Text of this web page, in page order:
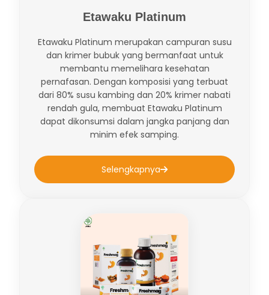
Etawaku Platinum
Etawaku Platinum merupakan campuran susu
dan krimer bubuk yang bermanfaat untuk
membantu memelihara kesehatan
pernafasan. Dengan komposisi yang terbuat
dari 80% susu kambing dan 20% krimer nabati
rendah gula, membuat Etawaku Platinum
dapat dikonsumsi dalam jangka panjang dan
minim efek samping.
Selengkapnya